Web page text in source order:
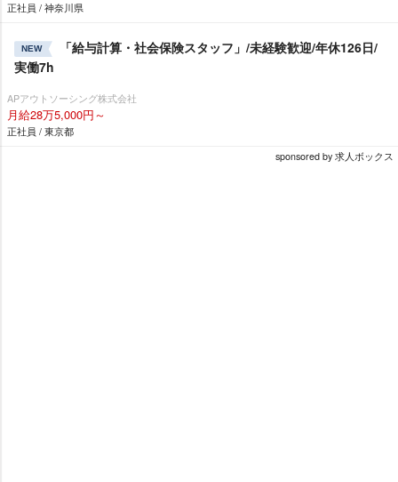
正社員 / 神奈川県
NEW
「給与計算・社会保険スタッフ」/未経験歓迎/年休126日/
実働7h
APアウトソーシング株式会社
月給28万5,000円～
正社員 / 東京都
sponsored by 求人ボックス